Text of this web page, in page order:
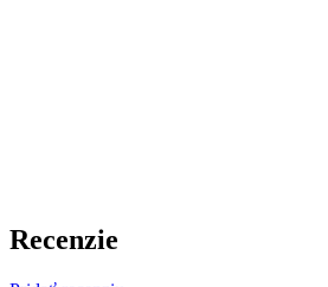
Recenzie